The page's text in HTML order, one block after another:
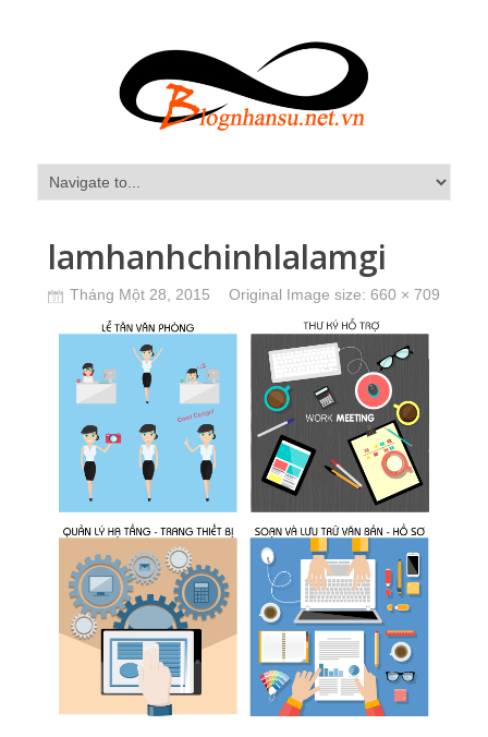
lamhanhchinhlalamgi
Tháng Một 28, 2015 Original Image size: 660 × 709